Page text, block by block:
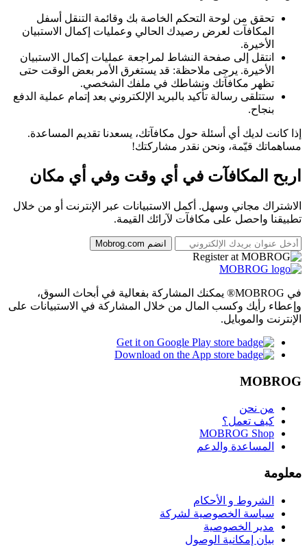
تحقق من لوحة التحكم الخاصة بك وقائمة التنقل أسفل
المكافآت لعرض رصيدك الحالي وعمليات إكمال الاستبيان
الأخيرة.
انتقل إلى صفحة النشاط لمراجعة عمليات إكمال الاستبيان
الأخيرة. يرجى ملاحظة: قد يستغرق الأمر بعض الوقت حتى
تظهر مكافآتك ونشاطك في ملفك الشخصي.
ستتلقى رسالة تأكيد بالبريد الإلكتروني بعد إتمام عملية الدفع
بنجاح.
إذا كانت لديك أي أسئلة حول مكافآتك، يسعدنا تقديم المساعدة.
مساهماتك قيّمة، ونحن نقدر مشاركتك!
اربح المكافآت في أي وقت وفي أي مكان
الاشتراك مجاني وسهل. أكمل الاستبيانات عبر الإنترنت أو من خلال
تطبيقنا واحصل على مكافآت لآرائك القيمة.
انضم Mobrog.com
في MOBROG® يمكنك المشاركة بفعالية في أبحاث السوق،
وإعطاء رأيك وكسب المال من خلال المشاركة في الاستبيانات على
الإنترنت والموبايل.
MOBROG
من نحن
كيف تعمل؟
MOBROG Shop
المساعدة والدعم
معلومة
الشروط و الأحكام
سياسة الخصوصية لشركة
مدير الخصوصية
بيان إمكانية الوصول